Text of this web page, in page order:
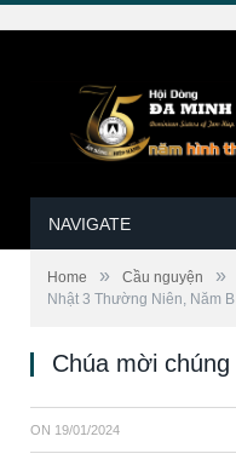
NAVIGATE
Home » Cầu nguyện »
Nhật 3 Thường Niên, Năm B
Chúa mời
ON 19/01/2024